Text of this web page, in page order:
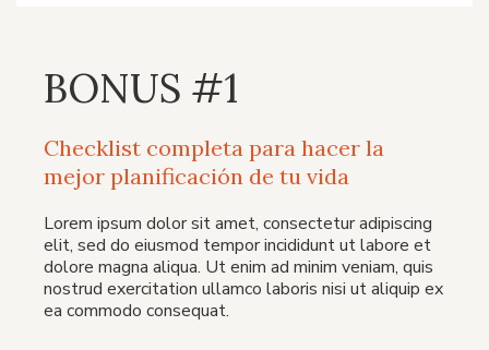
BONUS #1
Checklist completa para hacer la
mejor planificación de tu vida
Lorem ipsum dolor sit amet, consectetur adipiscing
elit, sed do eiusmod tempor incididunt ut labore et
dolore magna aliqua. Ut enim ad minim veniam, quis
nostrud exercitation ullamco laboris nisi ut aliquip ex
ea commodo consequat.